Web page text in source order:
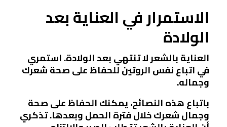
الاستمرار في العناية بعد
الولادة
العناية بالشعر لا تنتهي بعد الولادة. استمري
في اتباع نفس الروتين للحفاظ على صحة شعرك
وجماله.
باتباع هذه النصائح، يمكنك الحفاظ على صحة
وجمال شعرك خلال فترة الحمل وبعدها. تذكري